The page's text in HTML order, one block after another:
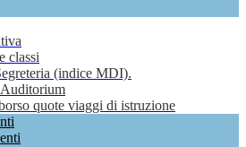
classi
(indice MDI).
quote viaggi di istruzione